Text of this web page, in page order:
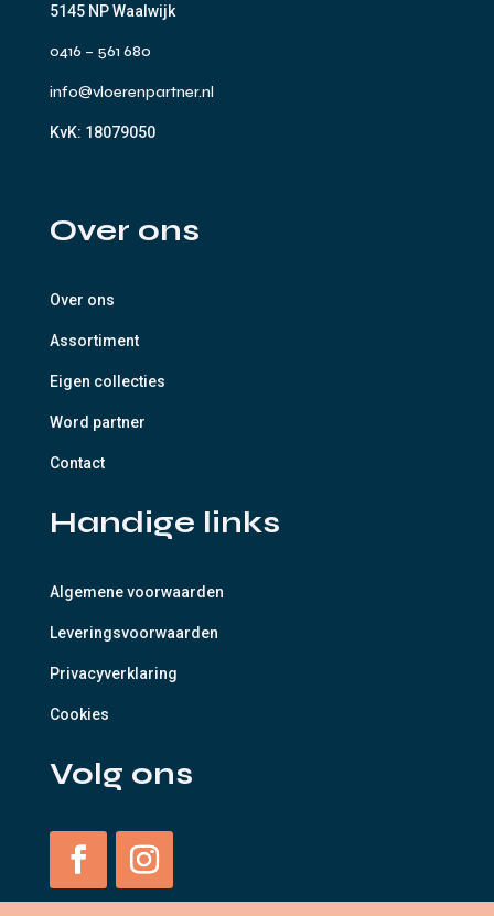
5145 NP Waalwijk
0416 – 561 680
info@vloerenpartner.nl
KvK: 18079050
Over ons
Over ons
Assortiment
Eigen collecties
Word partner
Contact
Handige links
Algemene voorwaarden
Leveringsvoorwaarden
Privacyverklaring
Cookies
Volg ons